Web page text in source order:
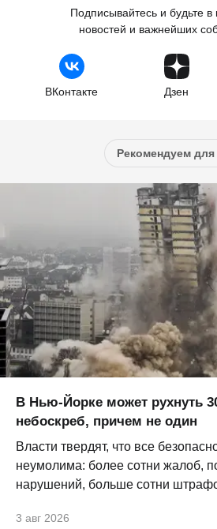
Подписывайтесь и будьте в
новостей и важнейших
ВКонтакте Дзен
Рекомендуем для
В Нью-Йорке может рухнуть
небоскреб, причем не один
Власти твердят, что все
неумолима: более сотни жалоб,
нарушений, больше сотни
3 авг 2026